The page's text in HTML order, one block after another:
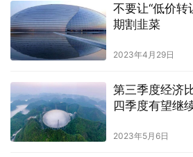
不要让“低价转
期割韭菜
2023年4月29日
第三季度经济
四季度有望继
2023年5月6日